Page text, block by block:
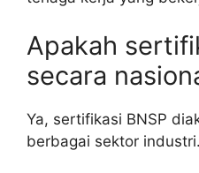
Apakah
secara
Ya, sertifikasi BNSP
berbagai sektor industri.